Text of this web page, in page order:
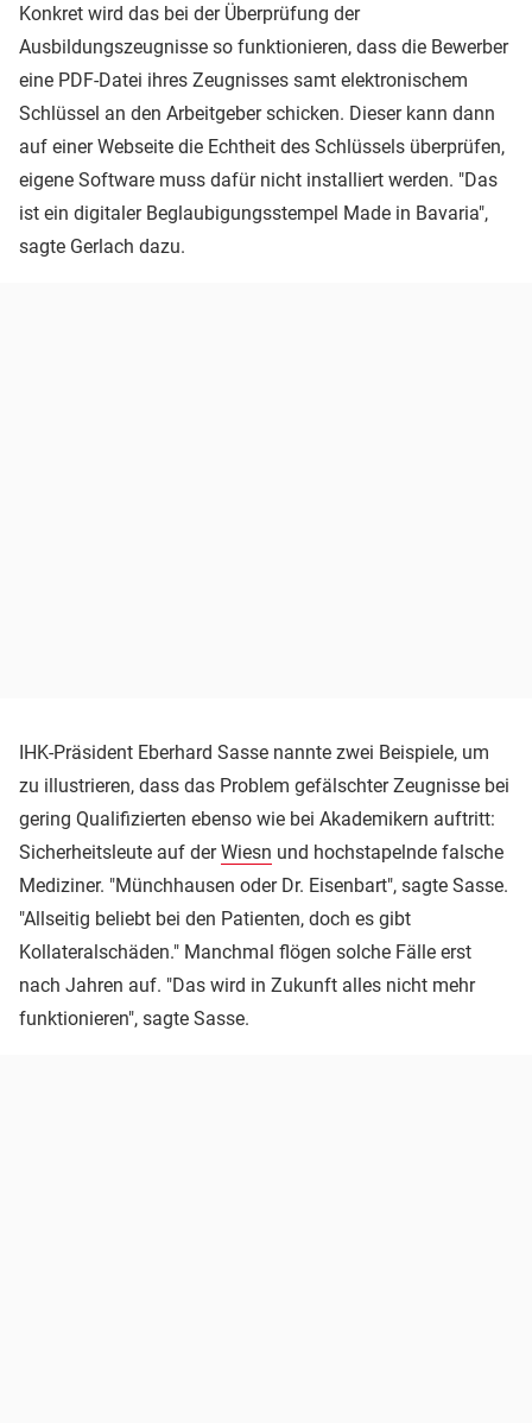
Konkret wird das bei der Überprüfung der
Ausbildungszeugnisse so funktionieren, dass die Bewerber
eine PDF-Datei ihres Zeugnisses samt elektronischem
Schlüssel an den Arbeitgeber schicken. Dieser kann dann
auf einer Webseite die Echtheit des Schlüssels überprüfen,
eigene Software muss dafür nicht installiert werden. "Das
ist ein digitaler Beglaubigungsstempel Made in Bavaria",
sagte Gerlach dazu.
IHK-Präsident Eberhard Sasse nannte zwei Beispiele, um
zu illustrieren, dass das Problem gefälschter Zeugnisse bei
gering Qualifizierten ebenso wie bei Akademikern auftritt:
Sicherheitsleute auf derWiesn und hochstapelnde falsche
Mediziner. "Münchhausen oder Dr. Eisenbart", sagte Sasse.
"Allseitig beliebt bei den Patienten, doch es gibt
Kollateralschäden." Manchmal flögen solche Fälle erst
nach Jahren auf. "Das wird in Zukunft alles nicht mehr
funktionieren", sagte Sasse.